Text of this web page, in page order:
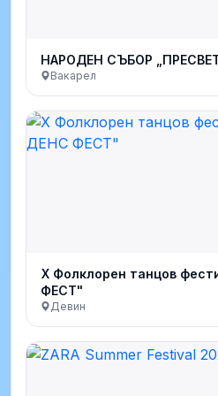
НАРОДЕН СЪБОР
Вакарел
Х Фолклорен танцов
ФЕСТ"
Девин